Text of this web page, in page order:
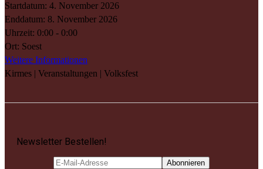
Startdatum: 4. November 2026
Enddatum: 8. November 2026
Uhrzeit: 0:00 - 0:00
Ort: Soest
Weitere Informationen
Kirmes | Veranstaltungen | Volksfest
Newsletter Bestellen!